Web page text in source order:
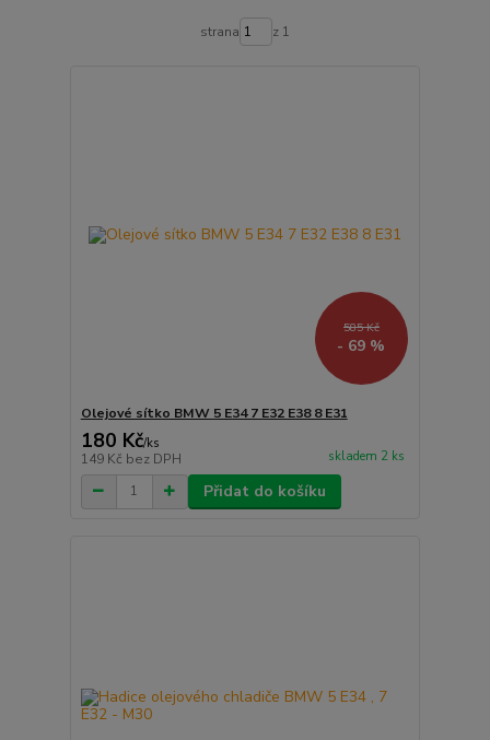
strana z 1
585 Kč
- 69 %
Olejové sítko BMW 5 E34 7 E32 E38 8 E31
180 Kč/ks
149 Kč bez DPH skladem 2 ks
Přidat do košíku